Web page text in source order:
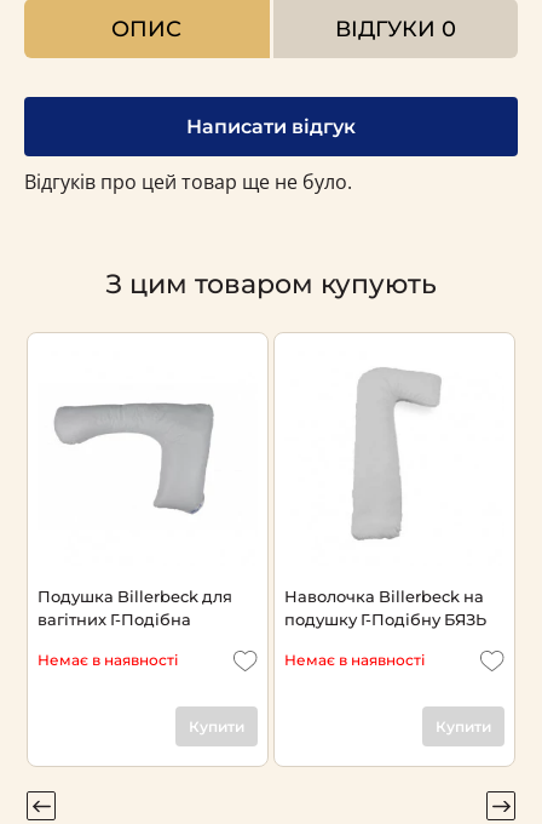
ОПИС ВІДГУКИ 0
Написати відгук
Відгуків про цей товар ще не було.
З цим товаром купують
Подушка Billerbeck для
вагітних Г-Подібна
Немає в наявності
Купити
Наволочка Billerbeck на
подушку Г-Подібну БЯЗЬ
Немає в наявності
Купити